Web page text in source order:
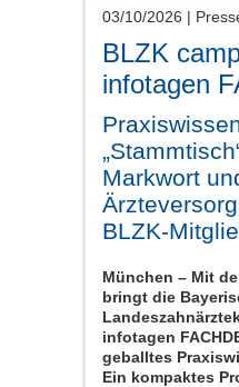
03/10/2026 |
BLZK
infotagen
Markwort
BLZK-
München – Mit
bringt die
infotagen
geballtes
Ein kompaktes